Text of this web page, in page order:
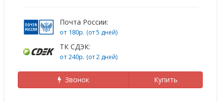
Почта России:
от 180р. (от 5 дней)
ТК СДЭК:
от 240р. (от 2 дней)
Звонок Купить